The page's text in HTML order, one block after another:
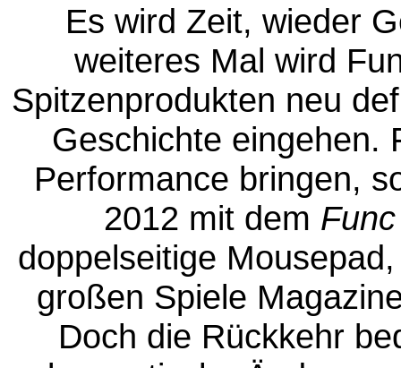
Es wird Zeit, wieder
weiteres Mal wird
Spitzenprodukten neu
Geschichte eingehen.
Performance bringen,
2012 mit dem
doppelseitige
großen Spiele
Doch die Rückkehr